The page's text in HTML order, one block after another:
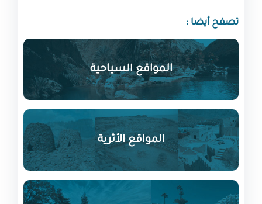
تصفح أيضا :
المواقع السياحية
المواقع الأثرية